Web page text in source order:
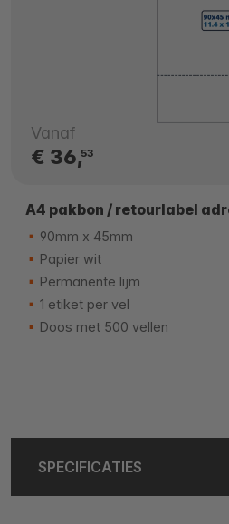
Vanaf
€ 36,53
A4 pakbon / retourlabel
90mm x 45mm
Papier wit
Permanente lijm
1 etiket per vel
Doos met 500 vellen
SPECIFICATIES